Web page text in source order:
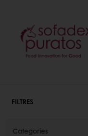
FILTRES
Categories